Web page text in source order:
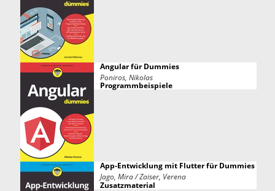
Angular für Dummies
Poniros, Nikolas
Programmbeispiele
App-Entwicklung mit Flutter für Dummies
Jago, Mira / Zaiser, Verena
Zusatzmaterial